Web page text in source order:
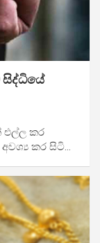
සිද්ධියේ
එල්ල කර
කර සිටි…